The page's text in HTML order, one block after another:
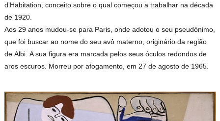
d'Habitation, conceito sobre o qual começou a trabalhar na década
de 1920.
Aos 29 anos mudou-se para Paris, onde adotou o seu pseudónimo,
que foi buscar ao nome do seu avô materno, originário da região
de Albi. A sua figura era marcada pelos seus óculos redondos de
aros escuros. Morreu por afogamento, em 27 de agosto de 1965.